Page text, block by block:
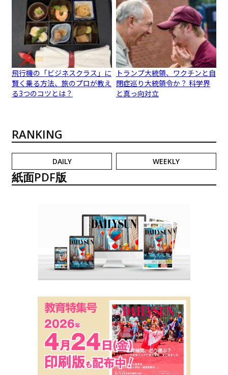
飛行機の「ビジネスクラス」に
賢く乗る方法、旅のプロが教え
る3つのコツとは？
トランプ大統領、ワクチンと自
閉症巡り大統領令か？ 科学界
と真っ向対立
RANKING
DAILY WEEKLY
紙面PDF版